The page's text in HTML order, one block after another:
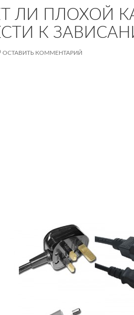
ЛИ ПЛОХОЙ
К
ОСТАВИТЬ КОММЕНТАРИЙ